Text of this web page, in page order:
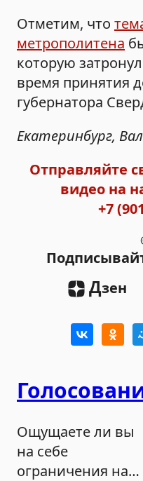
Отметим, что
метрополитена
которую
время принятия
губернатора
Екатеринбург,
Отправляйте
видео на
+7
Дзен
Ощущаете ли вы
на себе
ограничения на